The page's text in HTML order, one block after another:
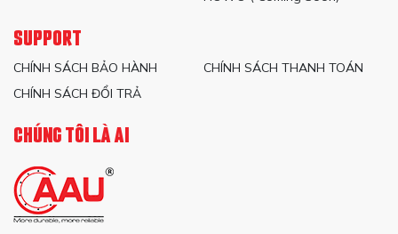
SUPPORT
CHÍNH SÁCH BẢO HÀNH
CHÍNH SÁCH THANH TOÁN
CHÍNH SÁCH ĐỔI TRẢ
CHÚNG TÔI LÀ AI